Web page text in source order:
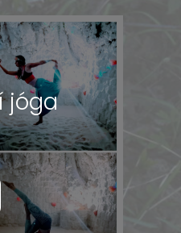
jóga